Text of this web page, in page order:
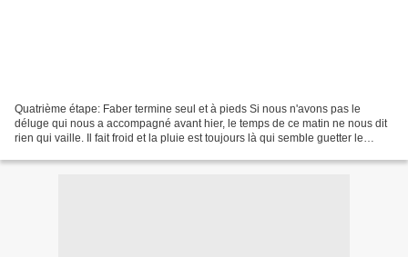
Quatrième étape: Faber termine seul et à pieds Si nous n'avons pas le
déluge qui nous a accompagné avant hier, le temps de ce matin ne nous dit
rien qui vaille. Il fait froid et la pluie est toujours là qui semble guetter le